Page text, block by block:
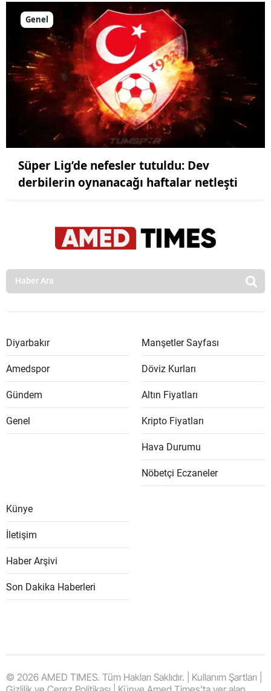
Genel
Süper Lig’de nefesler tutuldu: Dev
derbilerin oynanacağı haftalar netleşti
Diyarbakır
Amedspor
Gündem
Genel
Manşetler Sayfası
Döviz Kurları
Altın Fiyatları
Kripto Fiyatları
Hava Durumu
Nöbetçi Eczaneler
Künye
İletişim
Haber Arşivi
Son Dakika Haberleri
© 2026 AMED TIMES. Tüm Hakları Saklıdır. | Kullanım Şartları |